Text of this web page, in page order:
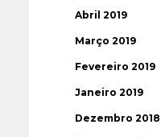
Abril 2019
Março 2019
Fevereiro 2019
Janeiro 2019
Dezembro 2018